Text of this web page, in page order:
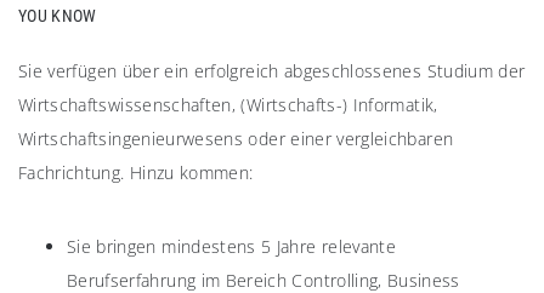
YOU KNOW
Sie verfügen über ein erfolgreich abgeschlossenes Studium der
Wirtschaftswissenschaften, (Wirtschafts-) Informatik,
Wirtschaftsingenieurwesens oder einer vergleichbaren
Fachrichtung. Hinzu kommen:
Sie bringen mindestens 5 Jahre relevante
Berufserfahrung im Bereich Controlling, Business